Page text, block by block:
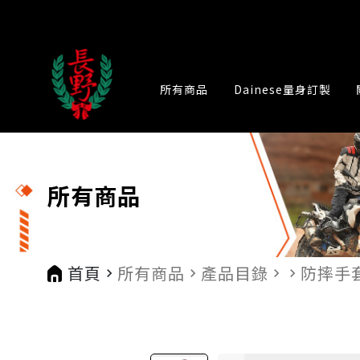
所有商品 Dainese量身訂製
所有商品
首頁 navigate_next 所有商品 navigate_next 產品目錄 navigate_next navigate_next 防摔手